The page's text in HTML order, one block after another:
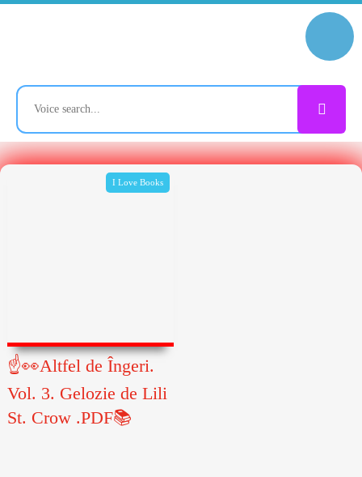
I Love Books
☝👀Altfel de Îngeri.
Vol. 3. Gelozie de Lili
St. Crow .PDF📚